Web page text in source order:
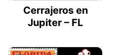
Cerrajeros en
Jupiter – FL